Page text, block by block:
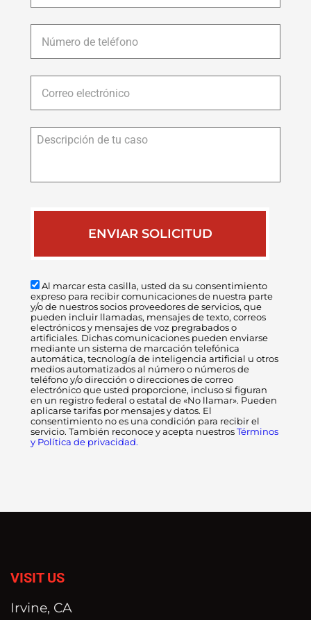
Número
de
teléfono *
Correo
electrónico *
Descripción
Al marcar esta casilla, usted da su consentimiento
expreso para recibir comunicaciones de nuestra parte
y/o de nuestros socios proveedores de servicios, que
pueden incluir llamadas, mensajes de texto, correos
electrónicos y mensajes de voz pregrabados o
artificiales. Dichas comunicaciones pueden enviarse
mediante un sistema de marcación telefónica
automática, tecnología de inteligencia artificial u otros
medios automatizados al número o números de
teléfono y/o dirección o direcciones de correo
electrónico que usted proporcione, incluso si figuran
en un registro federal o estatal de «No llamar». Pueden
aplicarse tarifas por mensajes y datos. El
consentimiento no es una condición para recibir el
servicio. También reconoce y acepta nuestros Términos
y Política de privacidad.
VISIT US
Irvine, CA